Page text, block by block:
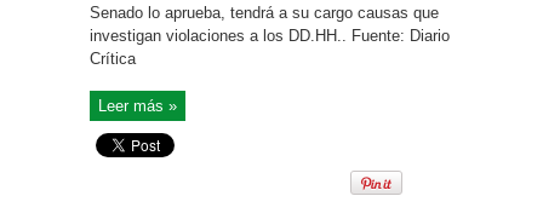
Senado lo aprueba, tendrá a su cargo causas que
investigan violaciones a los DD.HH.. Fuente: Diario
Crítica
Leer más »